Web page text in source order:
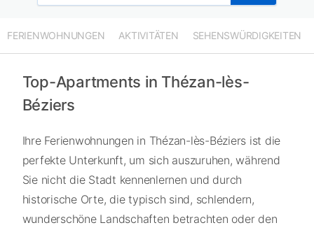
FERIENWOHNUNGEN AKTIVITÄTEN SEHENSWÜRDIGKEITEN
Top-Apartments in Thézan-lès-
Béziers
Ihre Ferienwohnungen in Thézan-lès-Béziers ist die
perfekte Unterkunft, um sich auszuruhen, während
Sie nicht die Stadt kennenlernen und durch
historische Orte, die typisch sind, schlendern,
wunderschöne Landschaften betrachten oder den